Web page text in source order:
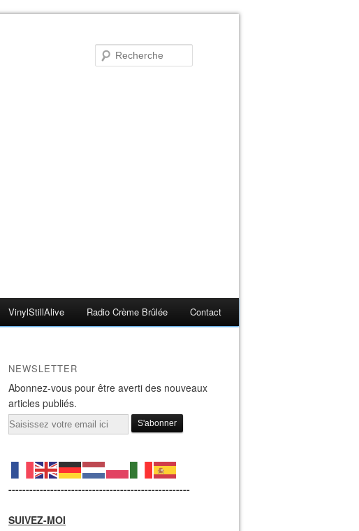
VinylStillAlive Radio Crème Brûlée Contact
NEWSLETTER
Abonnez-vous pour être averti des nouveaux
articles publiés.
Email
----------------------------------------------------
SUIVEZ-MOI